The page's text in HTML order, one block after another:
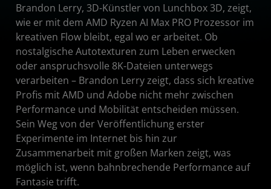
Brandon Lerry, 3D-Künstler von Lunchbox 3D, zeigt,
wie er mit dem AMD Ryzen AI Max PRO Prozessor im
kreativen Flow bleibt, egal wo er arbeitet. Ob
nostalgische Autotexturen zum Leben erwecken
oder anspruchsvolle 8K-Dateien unterwegs
verarbeiten – Brandon Lerry zeigt, dass sich kreative
Profis mit AMD und Adobe nicht mehr zwischen
Performance und Mobilität entscheiden müssen.
Sein Weg von der Veröffentlichung erster
Experimente im Internet bis hin zur
Zusammenarbeit mit großen Marken zeigt, was
möglich ist, wenn bahnbrechende Performance auf
Fantasie trifft.